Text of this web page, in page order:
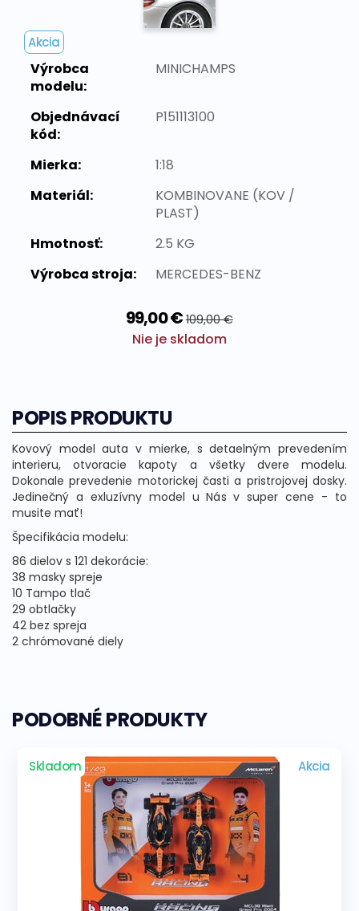
Akcia
Výrobca
modelu:
MINICHAMPS
Objednávací
kód:
P151113100
Mierka:
1:18
Materiál:
KOMBINOVANE (KOV /
PLAST)
Hmotnosť:
2.5 KG
Výrobca stroja:
MERCEDES-BENZ
99,00 € 109,00 €
Nie je skladom
POPIS PRODUKTU
Kovový model auta v mierke, s detaelným prevedením
interieru, otvoracie kapoty a všetky dvere modelu.
Dokonale prevedenie motorickej časti a pristrojovej dosky.
Jedinečný a exluzívny model u Nás v super cene - to
musite mať!
Špecifikácia modelu:
86 dielov s 121 dekorácie:
38 masky spreje
10 Tampo tlač
29 obtlačky
42 bez spreja
2 chrómované diely
PODOBNÉ PRODUKTY
Skladom Akcia